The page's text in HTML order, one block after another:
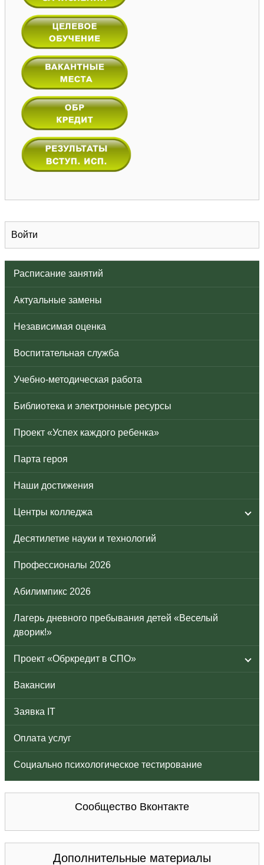
Войти
Расписание занятий
Актуальные замены
Независимая оценка
Воспитательная служба
Учебно-методическая работа
Библиотека и электронные ресурсы
Проект «Успех каждого ребенка»
Парта героя
Наши достижения
Центры колледжа
Десятилетие науки и технологий
Профессионалы 2026
Абилимпикс 2026
Лагерь дневного пребывания детей «Веселый
дворик!»
Проект «Обркредит в СПО»
Вакансии
Заявка IT
Оплата услуг
Социально психологическое тестирование
Сообщество Вконтакте
Дополнительные материалы